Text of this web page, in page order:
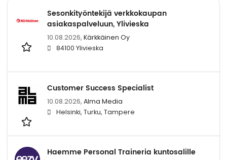
Sesonkityöntekijä verkkokaupan
asiakaspalveluun, Ylivieska
10.08.2026, Kärkkäinen Oy
84100 Ylivieska
Customer Success Specialist
10.08.2026, Alma Media
Helsinki, Turku, Tampere
Haemme Personal Traineria kuntosalille